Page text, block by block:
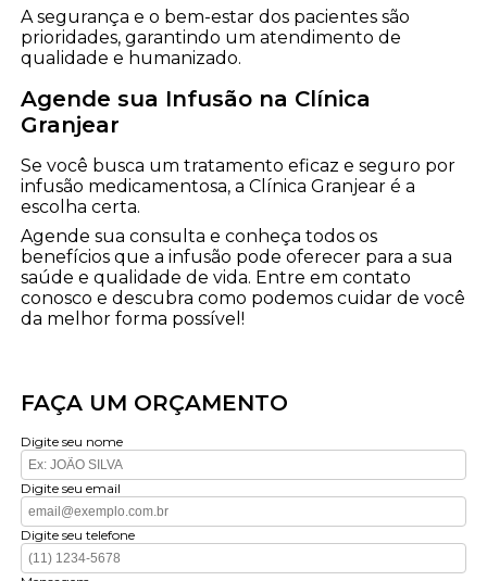
A segurança e o bem-estar dos pacientes são
prioridades, garantindo um atendimento de
qualidade e humanizado.
Agende sua Infusão na Clínica
Granjear
Se você busca um tratamento eficaz e seguro por
infusão medicamentosa, a Clínica Granjear é a
escolha certa.
Agende sua consulta e conheça todos os
benefícios que a infusão pode oferecer para a sua
saúde e qualidade de vida. Entre em contato
conosco e descubra como podemos cuidar de você
da melhor forma possível!
FAÇA UM ORÇAMENTO
Digite seu nome
Digite seu email
Digite seu telefone